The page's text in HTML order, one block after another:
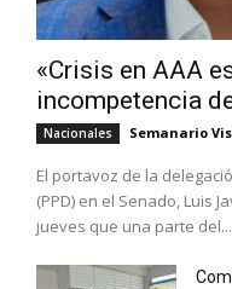
«Crisis en AAA
incompetencia
Nacionales Semanario
El portavoz de la
(PPD) en el Senado, Luis
jueves que una parte del...